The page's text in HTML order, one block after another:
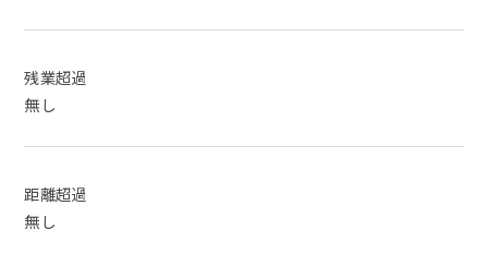
残業超過
無し
距離超過
無し